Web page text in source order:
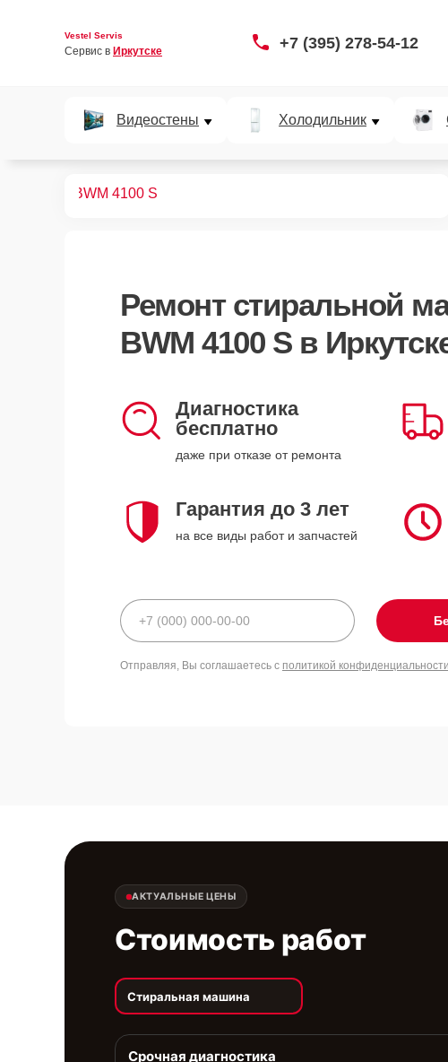
Vestel Servis
Сервис в Иркутске +7 (395) 278-54-12
Видеостены Холодильник
BWM 4100 S
Ремонт стиральной
BWM 4100 Sв
Диагностика
бесплатно
даже при отказе от ремонта
Гарантия до 3 лет
на все виды работ и запчастей
Отправляя, Вы соглашаетесь с политикой конфиденциальности
АКТУАЛЬНЫЕ ЦЕНЫ
Стоимость работ
Стиральная машина
Срочная диагностика